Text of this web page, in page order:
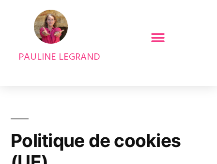
PAULINE LEGRAND
Politique de cookies